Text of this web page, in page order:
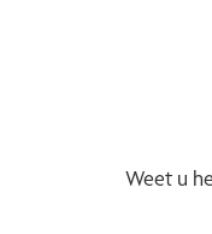
Weet u